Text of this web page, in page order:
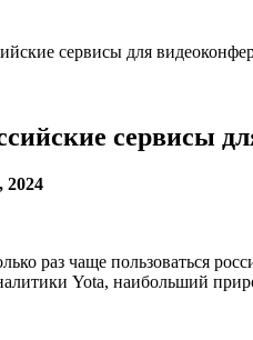
сервисы для
сервисы
2024
раз чаще пользоваться
Yota, наибольший